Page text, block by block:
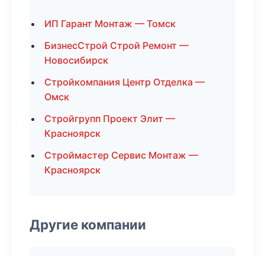
ИП Гарант Монтаж — Томск
БизнесСтрой Строй Ремонт —
Новосибирск
Стройкомпания Центр Отделка —
Омск
Стройгрупп Проект Элит —
Красноярск
Строймастер Сервис Монтаж —
Красноярск
Другие компании